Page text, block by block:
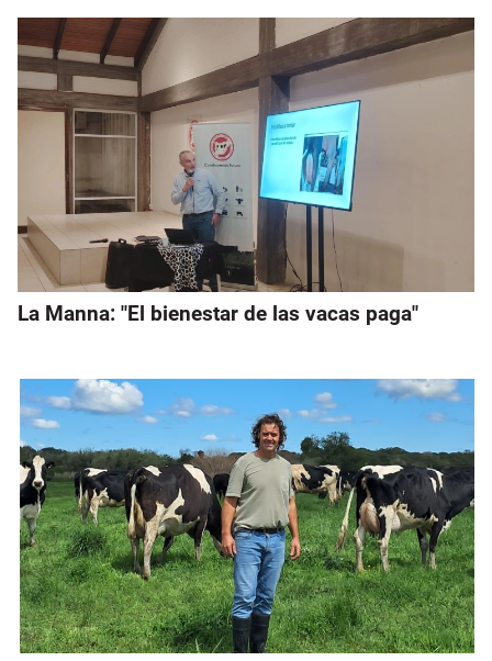
La Manna: "El bienestar de las vacas paga"